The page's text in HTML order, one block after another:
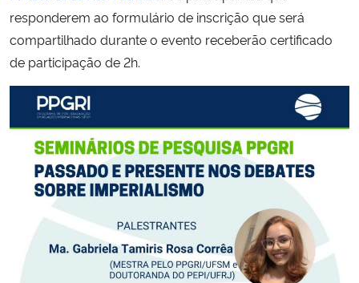
Banco Central do Brasil
Planalto
responderem ao formulário de inscrição que será
compartilhado durante o evento receberão certificado
de participação de 2h.